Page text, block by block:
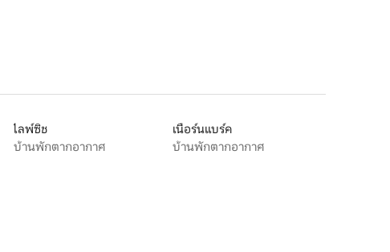
ไลพ์ซิช
บ้านพักตากอากาศ
เนือร์นแบร์ค
บ้านพักตากอากาศ